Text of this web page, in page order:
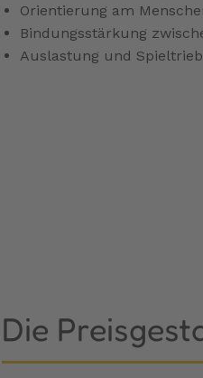
Orientierung am
Bindungsstärkung
Auslastung und Spieltrieb
Die